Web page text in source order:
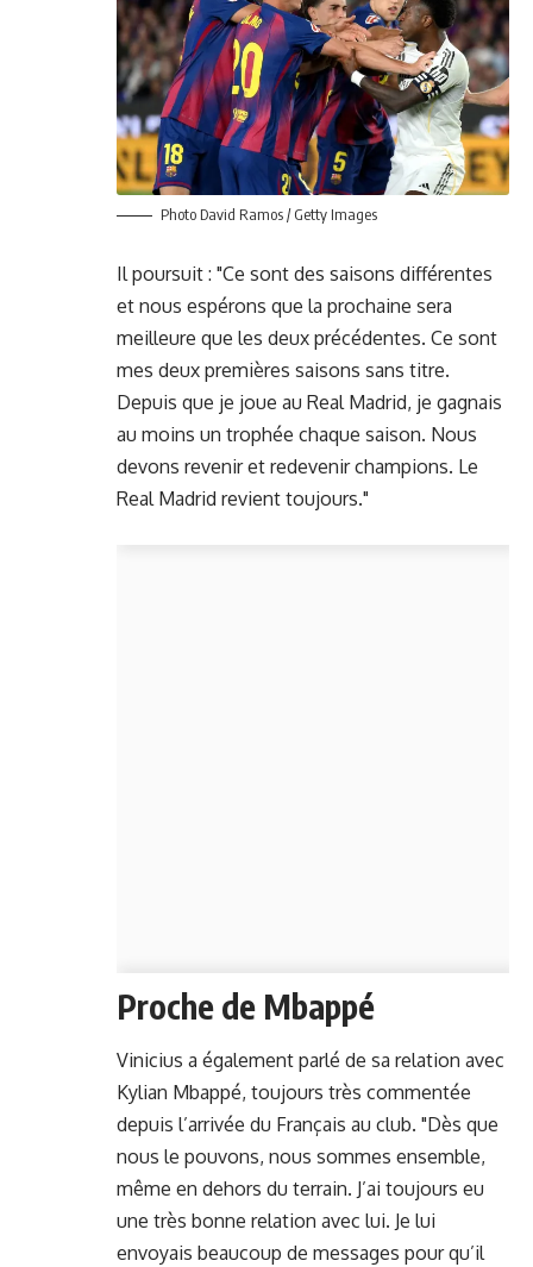
Photo David Ramos / Getty Images
Il poursuit : "Ce sont des saisons différentes
et nous espérons que la prochaine sera
meilleure que les deux précédentes. Ce sont
mes deux premières saisons sans titre.
Depuis que je joue au Real Madrid, je gagnais
au moins un trophée chaque saison. Nous
devons revenir et redevenir champions. Le
Real Madrid revient toujours."
Proche de Mbappé
Vinicius a également parlé de sa relation avec
Kylian Mbappé, toujours très commentée
depuis l’arrivée du Français au club. "Dès que
nous le pouvons, nous sommes ensemble,
même en dehors du terrain. J’ai toujours eu
une très bonne relation avec lui. Je lui
envoyais beaucoup de messages pour qu’il